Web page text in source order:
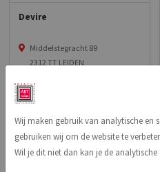
Devire
Middelstegracht 89
2312 TT LEIDEN
Wij maken gebruik van analytische en
gebruiken wij om de website te
Wil je dit niet dan kan je de